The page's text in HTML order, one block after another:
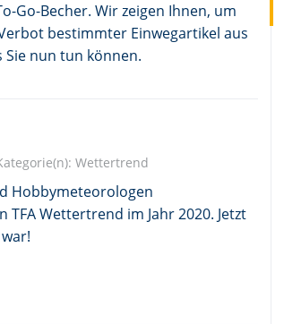
Go-Becher. Wir zeigen Ihnen, um
bestimmter Einwegartikel aus
Sie nun tun können.
Wettertrend
Hobbymeteorologen
Wettertrend im Jahr 2020. Jetzt